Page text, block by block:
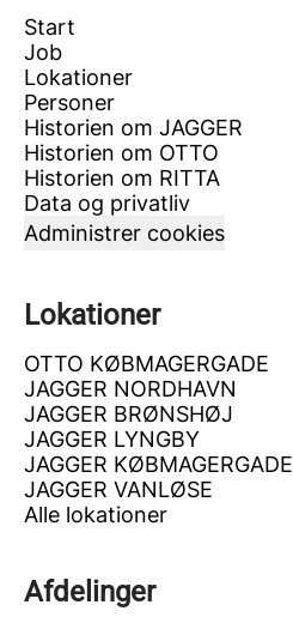
Start
Job
Lokationer
Personer
Historien om JAGGER
Historien om OTTO
Historien om RITTA
Data og privatliv
Administrer cookies
Lokationer
OTTO KØBMAGERGADE
JAGGER NORDHAVN
JAGGER BRØNSHØJ
JAGGER LYNGBY
JAGGER KØBMAGERGADE
JAGGER VANLØSE
Alle lokationer
Afdelinger